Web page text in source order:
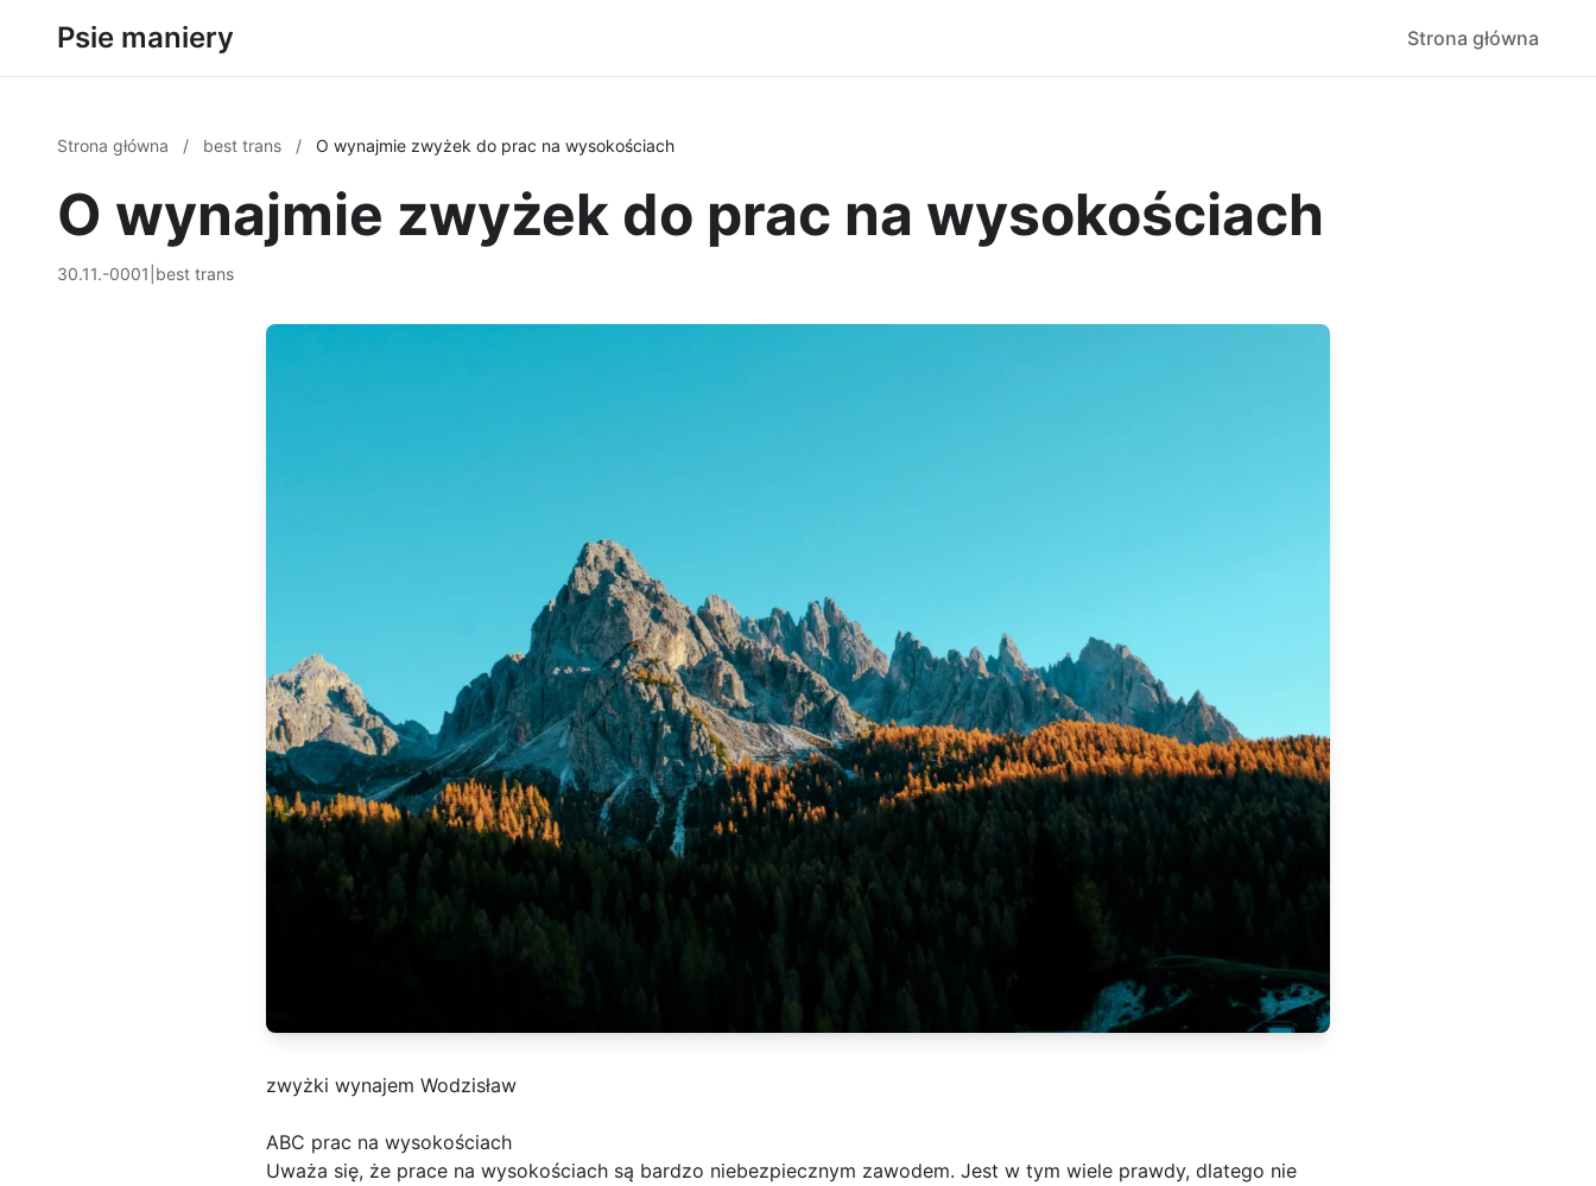
Psie maniery Strona główna
Strona główna / best trans / O wynajmie zwyżek do prac na wysokościach
O wynajmie zwyżek do prac na wysokościach
30.11.-0001 best trans
zwyżki wynajem Wodzisław
ABC prac na wysokościach
Uważa się, że prace na wysokościach są bardzo niebezpiecznym zawodem. Jest w tym wiele prawdy, dlatego nie